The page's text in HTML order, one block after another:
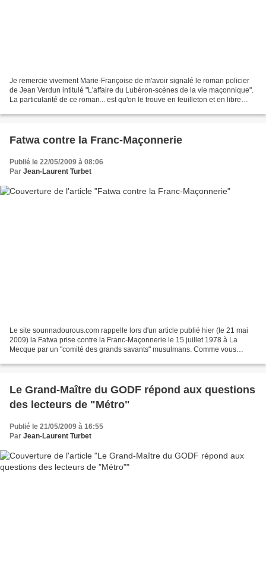
Je remercie vivement Marie-Françoise de m'avoir signalé le roman policier
de Jean Verdun intitulé "L'affaire du Lubéron-scènes de la vie maçonnique".
La particularité de ce roman... est qu'on le trouve en feuilleton et en libre
Fatwa contre la Franc-Maçonnerie
Publié le 22/05/2009 à 08:06
Par Jean-Laurent Turbet
Le site sounnadourous.com rappelle lors d'un article publié hier (le 21 mai
2009) la Fatwa prise contre la Franc-Maçonnerie le 15 juillet 1978 à La
Mecque par un "comité des grands savants" musulmans. Comme vous
Le Grand-Maître du GODF répond aux questions
des lecteurs de "Métro"
Publié le 21/05/2009 à 16:55
Par Jean-Laurent Turbet